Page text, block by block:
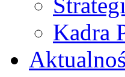
Kadra